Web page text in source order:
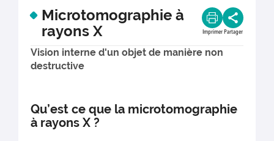
Microtomographie à
rayons X
Imprimer Partager
Vision interne d'un objet de manière non
destructive
Qu’est ce que la microtomographie
à rayons X ?